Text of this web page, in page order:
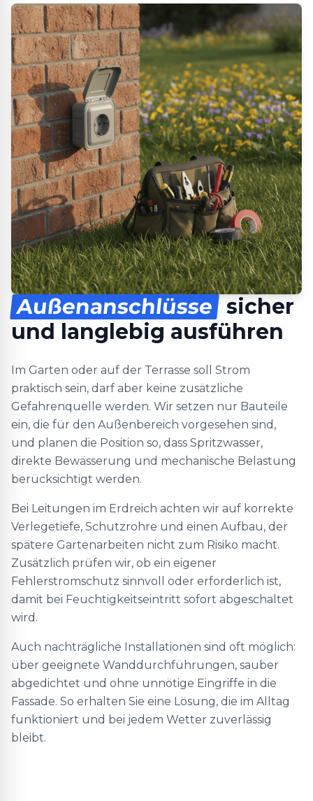
Außenanschlüsse sicher
und langlebig ausführen
Im Garten oder auf der Terrasse soll Strom
praktisch sein, darf aber keine zusätzliche
Gefahrenquelle werden. Wir setzen nur Bauteile
ein, die für den Außenbereich vorgesehen sind,
und planen die Position so, dass Spritzwasser,
direkte Bewässerung und mechanische Belastung
berücksichtigt werden.
Bei Leitungen im Erdreich achten wir auf korrekte
Verlegetiefe, Schutzrohre und einen Aufbau, der
spätere Gartenarbeiten nicht zum Risiko macht.
Zusätzlich prüfen wir, ob ein eigener
Fehlerstromschutz sinnvoll oder erforderlich ist,
damit bei Feuchtigkeitseintritt sofort abgeschaltet
wird.
Auch nachträgliche Installationen sind oft möglich:
über geeignete Wanddurchführungen, sauber
abgedichtet und ohne unnötige Eingriffe in die
Fassade. So erhalten Sie eine Lösung, die im Alltag
funktioniert und bei jedem Wetter zuverlässig
bleibt.